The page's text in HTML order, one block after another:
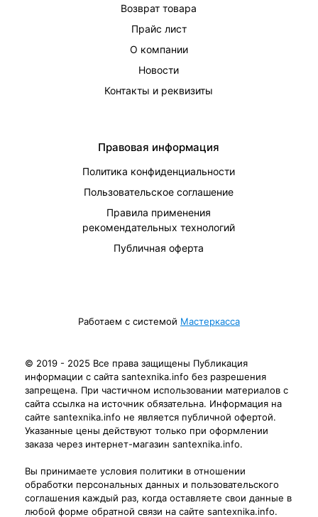
Возврат товара
Прайс лист
О компании
Новости
Контакты и реквизиты
Правовая информация
Политика конфиденциальности
Пользовательское соглашение
Правила применения
рекомендательных технологий
Публичная оферта
Работаем с системой Мастеркасса
© 2019 - 2025 Все права защищены Публикация
информации с сайта santexnika.info без разрешения
запрещена. При частичном использовании материалов с
сайта ссылка на источник обязательна. Информация на
сайте santexnika.info не является публичной офертой.
Указанные цены действуют только при оформлении
заказа через интернет-магазин santexnika.info.
Вы принимаете условия политики в отношении
обработки персональных данных и пользовательского
соглашения каждый раз, когда оставляете свои данные в
любой форме обратной связи на сайте santexnika.info.